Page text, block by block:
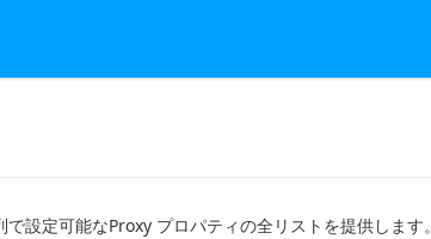
設定可能なProxy プロパティの全リストを提供します。